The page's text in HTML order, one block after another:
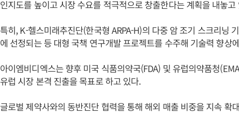
인지도를 높이고 시장 수요를 적극적으로 창출한다는 계획을 내놓고
특히, K-헬스미래추진단(한국형 ARPA-H)의 다중 암 조기 스크리닝
에 선정되는 등 대형 국책 연구개발 프로젝트를 수주해 기술력 향상
아이엠비디엑스는 향후 미국 식품의약국(FDA) 및 유럽의약품청
유럽 시장 본격 진출을 목표로 하고 있다.
글로벌 제약사와의 동반진단 협력을 통해 해외 매출 비중을 지속 확